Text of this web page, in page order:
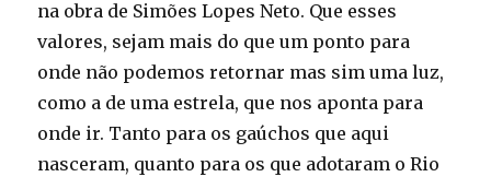
na obra de Simões Lopes Neto. Que esses
valores, sejam mais do que um ponto para
onde não podemos retornar mas sim uma luz,
como a de uma estrela, que nos aponta para
onde ir. Tanto para os gaúchos que aqui
nasceram, quanto para os que adotaram o Rio